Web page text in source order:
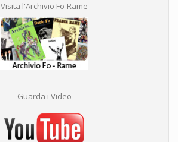
Visita l'Archivio Fo-Rame
Guarda i Video